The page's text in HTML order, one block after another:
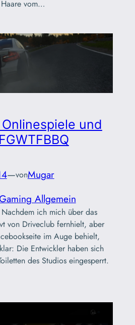
vom…
und
—vonMugar
Allgemein
ich mich über das
von Driveclub fernhielt, aber
im Auge behielt,
Die Entwickler haben sich
des Studios eingesperrt.